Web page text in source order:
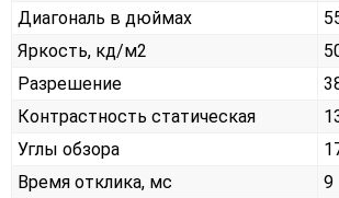
Диагональ в дюймах
Яркость, кд/м2
Разрешение
Контрастность статическая
Углы обзора
Время отклика, мс
9